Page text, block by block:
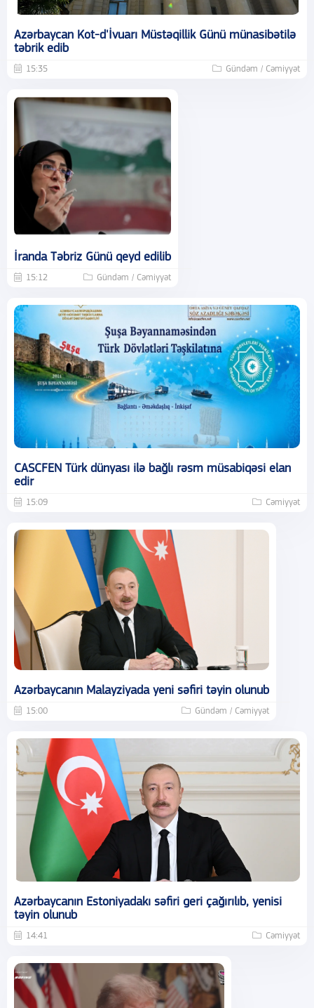
Azərbaycan Kot-d'İvuarı Müstəqillik Günü münasibətilə
təbrik edib
15:35 Gündəm / Cəmiyyət
İranda Təbriz Günü qeyd edilib
15:12 Gündəm / Cəmiyyət
CASCFEN Türk dünyası ilə bağlı rəsm müsabiqəsi elan
edir
15:09 Cəmiyyət
Azərbaycanın Malayziyada yeni səfiri təyin olunub
15:00 Gündəm / Cəmiyyət
Azərbaycanın Estoniyadakı səfiri geri çağırılıb, yenisi
təyin olunub
14:41 Cəmiyyət